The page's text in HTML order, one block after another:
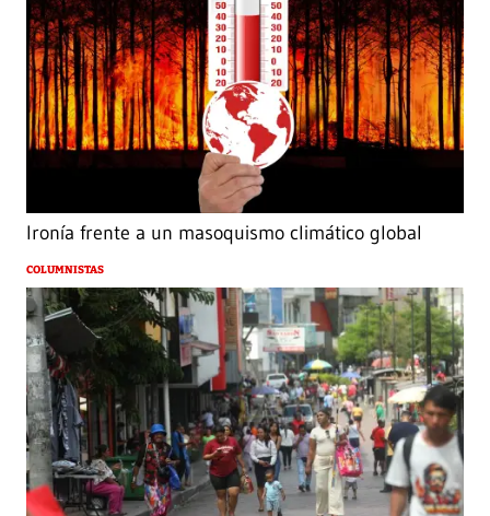
Ironía frente a un masoquismo climático global
COLUMNISTAS